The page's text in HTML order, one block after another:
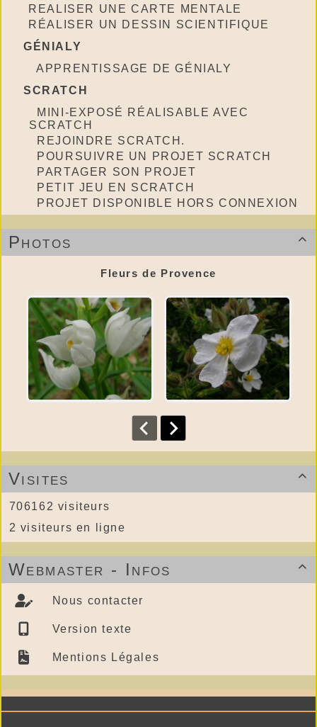
REALISER UNE CARTE MENTALE
RÉALISER UN DESSIN SCIENTIFIQUE
GÉNIALY
APPRENTISSAGE DE GÉNIALY
SCRATCH
MINI-EXPOSÉ RÉALISABLE AVEC
SCRATCH
REJOINDRE SCRATCH.
POURSUIVRE UN PROJET SCRATCH
PARTAGER SON PROJET
PETIT JEU EN SCRATCH
PROJET DISPONIBLE HORS CONNEXION

Photos
Fleurs de Provence

Visites
706162 visiteurs
2 visiteurs en ligne

Webmaster - Infos
Nous contacter
Version texte
Mentions Légales